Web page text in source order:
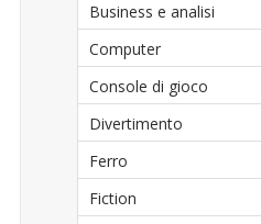
Business e analisi
Computer
Console di gioco
Divertimento
Ferro
Fiction